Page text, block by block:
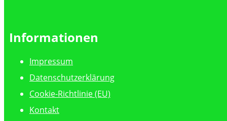
Informationen
Impressum
Datenschutzerklärung
Cookie-Richtlinie (EU)
Kontakt